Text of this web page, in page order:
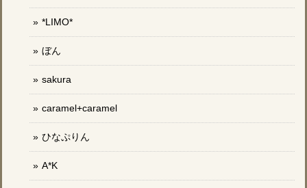
*LIMO*
ぼん
sakura
caramel+caramel
ひなぷりん
A*K